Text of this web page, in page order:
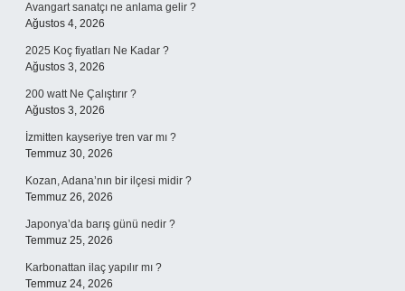
Avangart sanatçı ne anlama gelir ?
Ağustos 4, 2026
2025 Koç fiyatları Ne Kadar ?
Ağustos 3, 2026
200 watt Ne Çalıştırır ?
Ağustos 3, 2026
İzmitten kayseriye tren var mı ?
Temmuz 30, 2026
Kozan, Adana’nın bir ilçesi midir ?
Temmuz 26, 2026
Japonya’da barış günü nedir ?
Temmuz 25, 2026
Karbonattan ilaç yapılır mı ?
Temmuz 24, 2026